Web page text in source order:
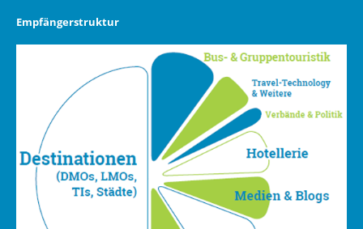
Empfängerstruktur